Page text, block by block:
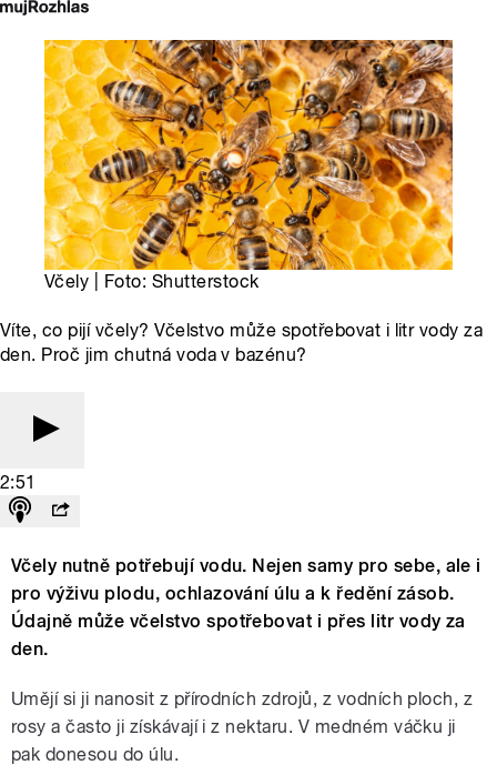
Včely | Foto: Shutterstock
Víte, co pijí včely? Včelstvo může spotřebovat i litr vody za
den. Proč jim chutná voda v bazénu?
2:51
Včely nutně potřebují vodu. Nejen samy pro sebe, ale i
pro výživu plodu, ochlazování úlu a k ředění zásob.
Údajně může včelstvo spotřebovat i přes litr vody za
den.
Umějí si ji nanosit z přírodních zdrojů, z vodních ploch, z
rosy a často ji získávají i z nektaru. V medném váčku ji
pak donesou do úlu.